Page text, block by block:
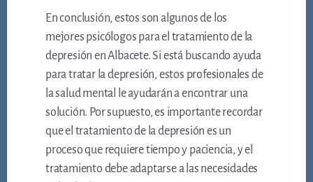
En conclusión, estos son algunos de los
mejores psicólogos para el tratamiento de la
depresión en Albacete. Si está buscando ayuda
para tratar la depresión, estos profesionales de
la salud mental le ayudarán a encontrar una
solución. Por supuesto, es importante recordar
que el tratamiento de la depresión es un
proceso que requiere tiempo y paciencia, y el
tratamiento debe adaptarse a las necesidades